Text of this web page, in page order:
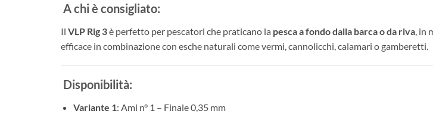
A chi è consigliato:
Il VLP Rig 3è perfetto per pescatori che praticano la pesca a fondo dalla barca o da riva ,
efficace in combinazione con esche naturali come vermi, cannolicchi, calamari o gamberetti.
Disponibilità:
Variante 1: Ami n° 1 – Finale 0,35 mm